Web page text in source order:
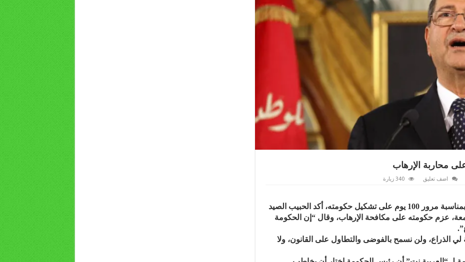
محاربة الإرهاب
اضف تعليق 340 زيارة
في خطاب له أمام نواب البرلمان، بمناسبة مرور 100 يوم على تشكيل حكومته، أكد الحبيب الصيد
عزم حكومته على مكافحة الإرهاب، وقال “إن الحكومة
الذراع، ولن نسمح بالفوضى والتطاول على القانون، ولا